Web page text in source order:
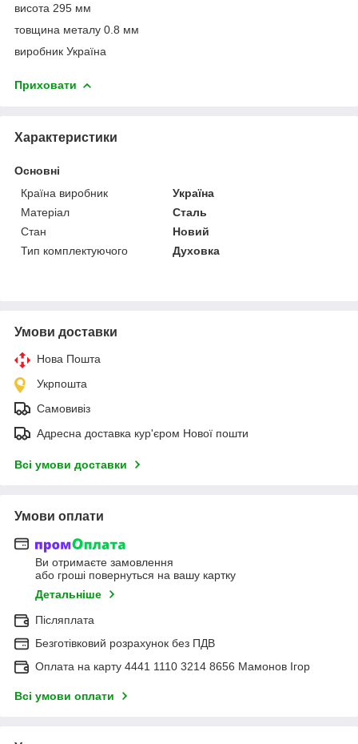
висота 295 мм
товщина металу 0.8 мм
виробник Україна
Приховати
Характеристики
Основні
Країна виробник
Україна
Матеріал
Сталь
Стан
Новий
Тип комплектуючого
Духовка
Умови доставки
Нова Пошта
Укрпошта
Самовивіз
Адресна доставка кур'єром Нової пошти
Всі умови доставки
Умови оплати
Ви отримаєте замовлення
або гроші повернуться на вашу картку
Детальніше
Післяплата
Безготівковий розрахунок без ПДВ
Оплата на карту 4441 1110 3214 8656 Мамонов Ігор
Всі умови оплати